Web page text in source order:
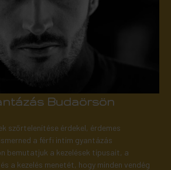
Budaörsön
szőrtelenítése érdekel, érdemes
a férfi intim gyantázás
bemutatjuk a kezelések típusait, a
a kezelés menetét, hogy minden vendég